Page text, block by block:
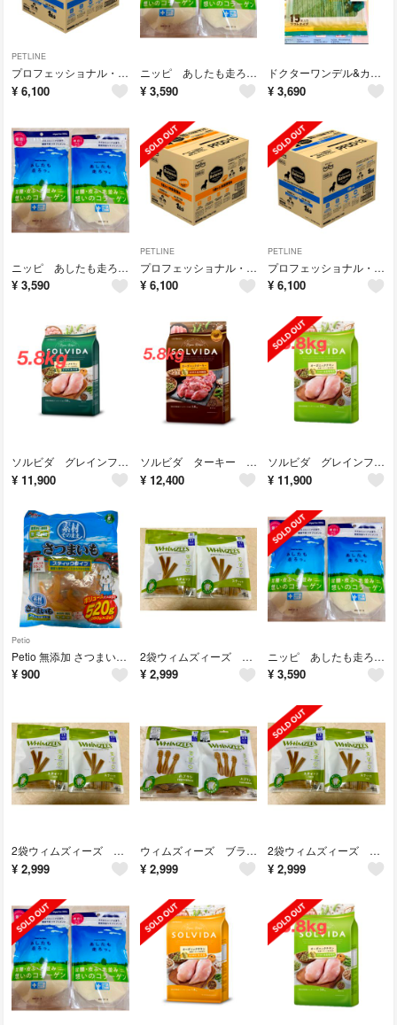
PETLINE
プロフェッショナル・バランス1歳から6kg
¥ 6,100
ニッピ あしたも走ろっ想いのコラーゲン 牛由来160g×2袋
¥ 3,590
ドクターワンデル&カンデル セットDr.WANDEL & KANDEL犬用
¥ 3,690
ニッピ あしたも走ろっ想いのコラーゲン 牛由来160g×2袋
¥ 3,590
PETLINE
プロフェッショナル・バランス 1歳から 体重管理用 6kg
¥ 6,100
PETLINE
プロフェッショナル・バランス1歳から6kg
¥ 6,100
ソルビダ グレインフリーチキン 室内飼育成犬用5.8kg
¥ 11,900
ソルビダ ターキー 室内飼育 全年齢用 5.8kg
¥ 12,400
ソルビダ グレインフリー チキン 室内飼育体重管理5.8kg
¥ 11,900
Petio
Petio 無添加 さつまいも スティックタイプ 520g 犬用おやつ
¥ 900
2袋ウィムズィーズ スティック XS 超小型犬用向け 体重2－7kg 30個入り
¥ 2,999
ニッピ あしたも走ろっ想いのコラーゲン 牛由来160g×2袋
¥ 3,590
2袋ウィムズィーズ スティック XS 超小型犬用向け 体重2－7kg 30個入り
¥ 2,999
ウィムズィーズ ブラシXS 超小型犬用向け 体重2－7kg 30個入りx2袋
¥ 2,999
2袋ウィムズィーズ スティック XS 超小型犬用向け 体重2－7kg 30個入り
¥ 2,999